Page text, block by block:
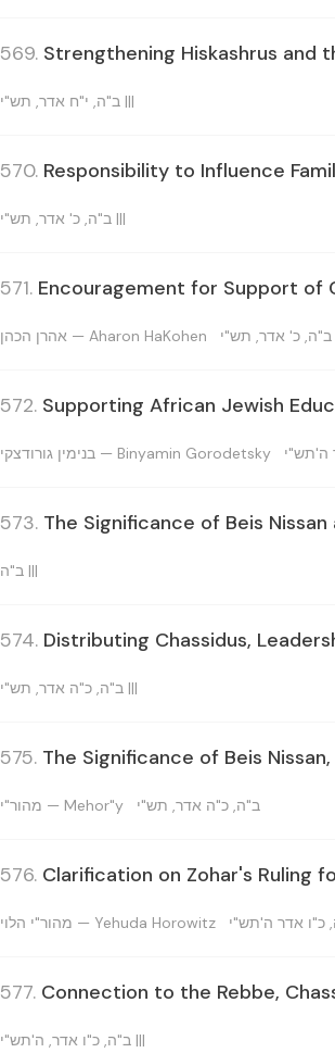
569. Strengthening Hiskashrus and
ב"ה, י"ח אדר, תש"י |||
570. Responsibility to Influence
ב"ה, כ' אדר, תש"י |||
571. Encouragement for Support of
אהרן הכהן — Aharon HaKohen
ב"ה, כ' אדר, תש"י
572. Supporting African Jewish
בנימין גורודצקי — Binyamin Gorodetsky
ה'תש"י
573. The Significance of Beis
ב"ה |||
574. Distributing Chassidus,
ב"ה, כ"ה אדר, תש"י |||
575. The Significance of Beis
מהור"י — Mehor"y
ב"ה, כ"ה אדר, תש"י
576. Clarification on Zohar's Ruling
מהור"י הלוי — Yehuda Horowitz
כ"ו אדר ה'תש"י
577. Connection to the Rebbe,
ב"ה, כ"ו אדר, ה'תש"י |||